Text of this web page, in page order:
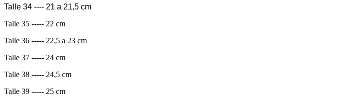
Talle 34 ---- 21 a 21,5 cm
Talle 35 ----- 22 cm
Talle 36 ----- 22,5 a 23 cm
Talle 37 ----- 24 cm
Talle 38 ----- 24,5 cm
Talle 39 ----- 25 cm